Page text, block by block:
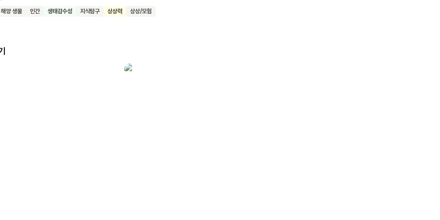
은 골짜기로 떨어져요. 홀로 남은 친구는 바다 밑 도시와 멸종 동물을 만나는
심과 상상력이 풍부해지기를 기대해요.
해양 생물 인간 생태감수성 지식탐구 상상력 상상/모험